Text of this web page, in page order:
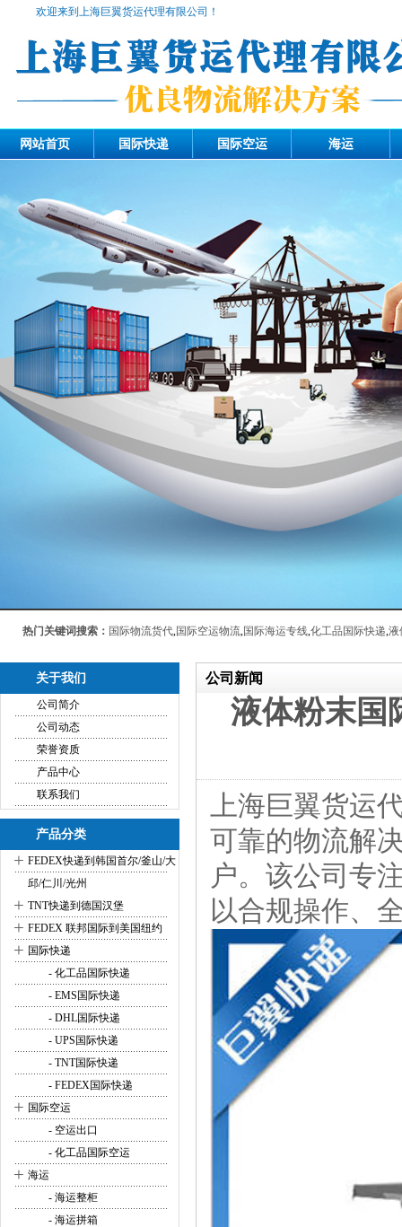
欢迎来到上海巨翼货运代理有限公司！
网站首页 国际快递 国际空运 海运
热门关键词搜索： 国际物流货代,国际空运物流,国际海运专线,化工品国际快递,液
关于我们
公司简介
公司动态
荣誉资质
产品中心
联系我们
产品分类
+ FEDEX快递到韩国首尔/釜山/大
邱/仁川/光州
+ TNT快递到德国汉堡
+ FEDEX 联邦国际到美国纽约
+ 国际快递
- 化工品国际快递
- EMS国际快递
- DHL国际快递
- UPS国际快递
- TNT国际快递
- FEDEX国际快递
+ 国际空运
- 空运出口
- 化工品国际空运
+ 海运
- 海运整柜
- 海运拼箱
公司新闻
液体粉末国
上海巨翼货运
可靠的物流解
户。该公司专
以‌合规操作、